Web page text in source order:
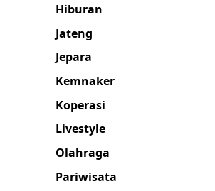
Hiburan
Jateng
Jepara
Kemnaker
Koperasi
Livestyle
Olahraga
Pariwisata